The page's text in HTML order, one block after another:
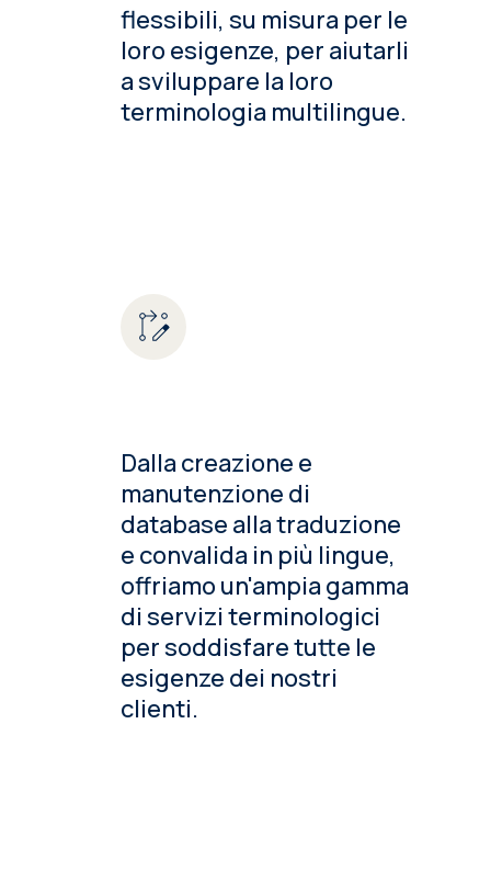
flessibili, su misura per le
loro esigenze, per aiutarli
a sviluppare la loro
terminologia multilingue.
Dalla creazione e
manutenzione di
database alla traduzione
e convalida in più lingue,
offriamo un'ampia gamma
di servizi terminologici
per soddisfare tutte le
esigenze dei nostri
clienti.